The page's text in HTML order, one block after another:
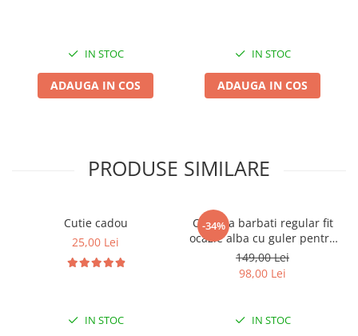
IN STOC
ADAUGA IN COS
IN STOC
ADAUGA IN COS
PRODUSE SIMILARE
Cutie cadou
25,00 Lei
IN STOC
-34%
Camasa barbati regular fit
ocazie alba cu guler pentru
papion
149,00 Lei
98,00 Lei
IN STOC